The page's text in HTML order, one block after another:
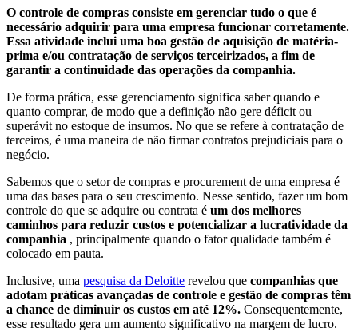
O controle de compras consiste em gerenciar tudo o que é
necessário adquirir para uma empresa funcionar corretamente.
Essa atividade inclui uma boa gestão de aquisição de matéria-
prima e/ou contratação de serviços terceirizados, a fim de
garantir a continuidade das operações da companhia.
De forma prática, esse gerenciamento significa saber quando e
quanto comprar, de modo que a definição não gere déficit ou
superávit no estoque de insumos. No que se refere à contratação de
terceiros, é uma maneira de não firmar contratos prejudiciais para o
negócio.
Sabemos que o setor de compras e procurement de uma empresa é
uma das bases para o seu crescimento. Nesse sentido, fazer um bom
controle do que se adquire ou contrata é um dos melhores
caminhos para reduzir custos e potencializar a lucratividade da
companhia , principalmente quando o fator qualidade também é
colocado em pauta.
Inclusive, uma pesquisa da Deloitte revelou que companhias que
adotam práticas avançadas de controle e gestão de compras têm
a chance de diminuir os custos em até 12%. Consequentemente,
esse resultado gera um aumento significativo na margem de lucro.